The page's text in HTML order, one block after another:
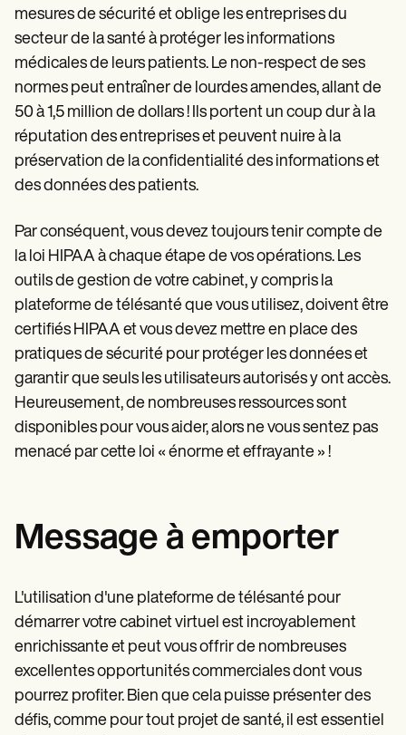
mesures de sécurité et oblige les entreprises du
secteur de la santé à protéger les informations
médicales de leurs patients. Le non-respect de ses
normes peut entraîner de lourdes amendes, allant de
50 à 1,5 million de dollars ! Ils portent un coup dur à la
réputation des entreprises et peuvent nuire à la
préservation de la confidentialité des informations et
des données des patients.
Par conséquent, vous devez toujours tenir compte de
la loi HIPAA à chaque étape de vos opérations. Les
outils de gestion de votre cabinet, y compris la
plateforme de télésanté que vous utilisez, doivent être
certifiés HIPAA et vous devez mettre en place des
pratiques de sécurité pour protéger les données et
garantir que seuls les utilisateurs autorisés y ont accès.
Heureusement, de nombreuses ressources sont
disponibles pour vous aider, alors ne vous sentez pas
menacé par cette loi « énorme et effrayante » !
Message à emporter
L'utilisation d'une plateforme de télésanté pour
démarrer votre cabinet virtuel est incroyablement
enrichissante et peut vous offrir de nombreuses
excellentes opportunités commerciales dont vous
pourrez profiter. Bien que cela puisse présenter des
défis, comme pour tout projet de santé, il est essentiel